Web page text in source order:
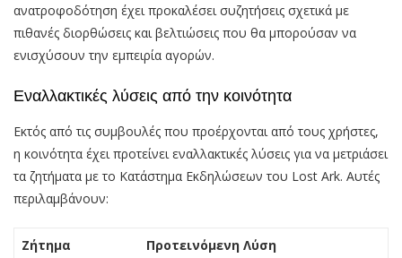
ανατροφοδότηση έχει προκαλέσει συζητήσεις σχετικά με
πιθανές διορθώσεις και βελτιώσεις που θα μπορούσαν να
ενισχύσουν την εμπειρία αγορών.
Εναλλακτικές λύσεις από την κοινότητα
Εκτός από τις συμβουλές που προέρχονται από τους χρήστες,
η κοινότητα έχει προτείνει εναλλακτικές λύσεις για να μετριάσει
τα ζητήματα με το Κατάστημα Εκδηλώσεων του Lost Ark. Αυτές
περιλαμβάνουν:
Ζήτημα Προτεινόμενη Λύση